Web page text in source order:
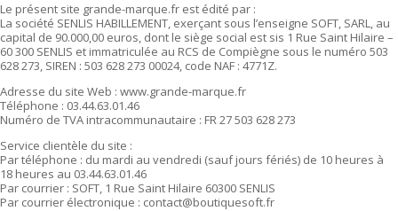
Le présent site grande-marque.fr est édité par :
La société SENLIS HABILLEMENT, exerçant sous l’enseigne SOFT, SARL, au
capital de 90.000,00 euros, dont le siège social est sis 1 Rue Saint Hilaire –
60 300 SENLIS et immatriculée au RCS de Compiègne sous le numéro 503
628 273, SIREN : 503 628 273 00024, code NAF : 4771Z.
Adresse du site Web : www.grande-marque.fr
Téléphone : 03.44.63.01.46
Numéro de TVA intracommunautaire : FR 27 503 628 273
Service clientèle du site :
Par téléphone : du mardi au vendredi (sauf jours fériés) de 10 heures à
18 heures au 03.44.63.01.46
Par courrier : SOFT, 1 Rue Saint Hilaire 60300 SENLIS
Par courrier électronique : contact@boutiquesoft.fr